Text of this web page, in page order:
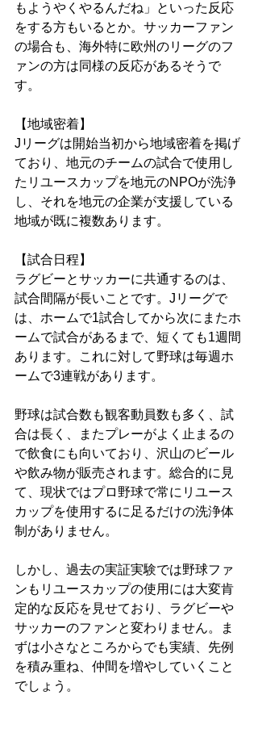
もようやくやるんだね」といった反応
をする方もいるとか。サッカーファン
の場合も、海外特に欧州のリーグのフ
ァンの方は同様の反応があるそうで
す。
【地域密着】
Jリーグは開始当初から地域密着を掲げ
ており、地元のチームの試合で使用し
たリユースカップを地元のNPOが洗浄
し、それを地元の企業が支援している
地域が既に複数あります。
【試合日程】
ラグビーとサッカーに共通するのは、
試合間隔が長いことです。Jリーグで
は、ホームで1試合してから次にまたホ
ームで試合があるまで、短くても1週間
あります。これに対して野球は毎週ホ
ームで3連戦があります。
野球は試合数も観客動員数も多く、試
合は長く、またプレーがよく止まるの
で飲食にも向いており、沢山のビール
や飲み物が販売されます。総合的に見
て、現状ではプロ野球で常にリユース
カップを使用するに足るだけの洗浄体
制がありません。
しかし、過去の実証実験では野球ファ
ンもリユースカップの使用には大変肯
定的な反応を見せており、ラグビーや
サッカーのファンと変わりません。ま
ずは小さなところからでも実績、先例
を積み重ね、仲間を増やしていくこと
でしょう。